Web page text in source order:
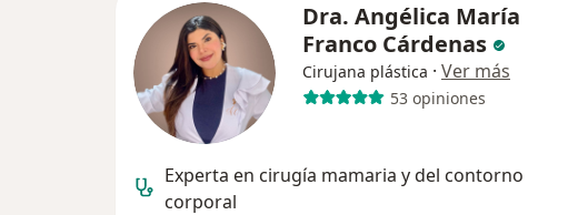
Dra. Angélica María
Franco Cárdenas
Cirujana plástica · Ver más
53 opiniones
Experta en cirugía mamaria y del contorno
corporal